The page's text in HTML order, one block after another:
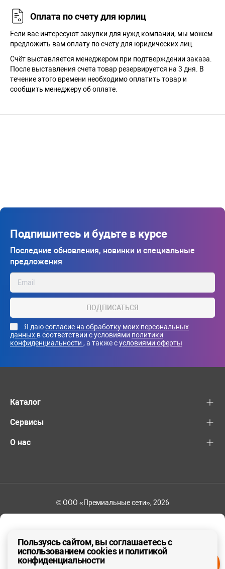
ДА, ВЕРНО
Оплата по счету для юрлиц
Если вас интересуют закупки для нужд компании, мы можем
предложить вам оплату по счету для юридических лиц.
Счёт выставляется менеджером при подтверждении заказа.
После выставления счета товар резервируется на 3 дня. В
течение этого времени необходимо оплатить товар и
сообщить менеджеру об оплате.
Подпишитесь и будьте в курсе
Последние обновления, новинки и специальные
предложения
ПОДПИСАТЬСЯ
Я даюсогласие на обработку моих персональных
данных в соответствии с условиями политики
конфиденциальности , а также сусловиями оферты
Каталог
Сервисы
О нас
© ООО «Премиальные сети», 2026
Пользуясь сайтом, вы соглашаетесь с
использованием cookies и политикой
конфиденциальности